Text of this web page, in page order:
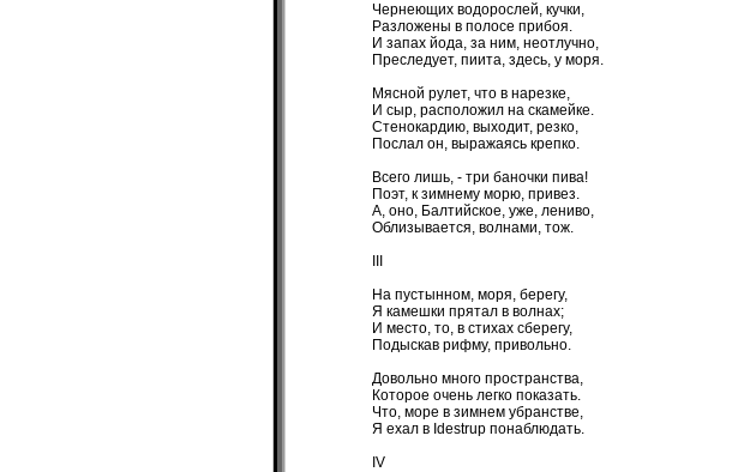
Чернеющих водорослей, кучки,
Разложены в полосе прибоя.
И запах йода, за ним, неотлучно,
Преследует, пиита, здесь, у моря.
Мясной рулет, что в нарезке,
И сыр, расположил на скамейке.
Стенокардию, выходит, резко,
Послал он, выражаясь крепко.
Всего лишь, - три баночки пива!
Поэт, к зимнему морю, привез.
А, оно, Балтийское, уже, лениво,
Облизывается, волнами, тож.
На пустынном, моря, берегу,
Я камешки прятал в волнах;
И место, то, в стихах сберегу,
Подыскав рифму, привольно.
Довольно много пространства,
Которое очень легко показать.
Что, море в зимнем убранстве,
Я ехал в Idestrup понаблюдать.
IV